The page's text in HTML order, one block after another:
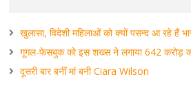
खुलासा, विदेशी महिलाओं को क्यों पसन्द आ रहे हैं
गूगल-फेसबुक को इस शख्स ने लगाया 642 करोड़
दूसरी बार बनीं मां बनी Ciara Wilson